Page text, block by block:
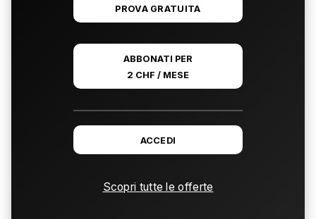
PROVA GRATUITA
ABBONATI PER
2 CHF / MESE
ACCEDI
Scopri tutte le offerte